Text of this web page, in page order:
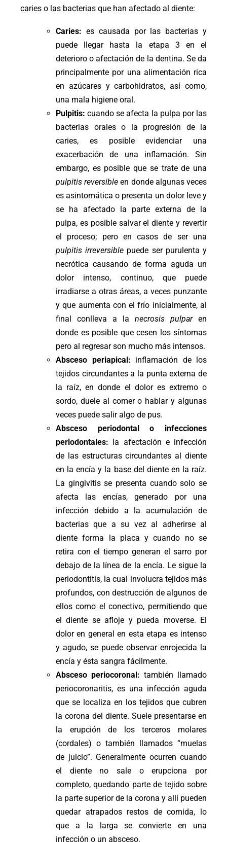
caries o las bacterias que han afectado al diente:
Caries: es causada por las bacterias y
puede llegar hasta la etapa 3 en el
deterioro o afectación de la dentina. Se da
principalmente por una alimentación rica
en azúcares y carbohidratos, así como,
una mala higiene oral.
Pulpitis:cuando se afecta la pulpa por las
bacterias orales o la progresión de la
caries, es posible evidenciar una
exacerbación de una inflamación. Sin
embargo, es posible que se trate de una
pulpitis reversible en donde algunas veces
es asintomática o presenta un dolor leve y
se ha afectado la parte externa de la
pulpa, es posible salvar el diente y revertir
el proceso; pero en casos de ser una
pulpitis irreversible puede ser purulenta y
necrótica causando de forma aguda un
dolor intenso, continuo, que puede
irradiarse a otras áreas, a veces punzante
y que aumenta con el frío inicialmente, al
final conlleva a la necrosis pulparen
donde es posible que cesen los síntomas
pero al regresar son mucho más intensos.
Absceso periapical: inflamación de los
tejidos circundantes a la punta externa de
la raíz, en donde el dolor es extremo o
sordo, duele al comer o hablar y algunas
veces puede salir algo de pus.
Absceso periodontal o infecciones
periodontales: la afectación e infección
de las estructuras circundantes al diente
en la encía y la base del diente en la raíz.
La gingivitis se presenta cuando solo se
afecta las encías, generado por una
infección debido a la acumulación de
bacterias que a su vez al adherirse al
diente forma la placa y cuando no se
retira con el tiempo generan el sarro por
debajo de la línea de la encía. Le sigue la
periodontitis, la cual involucra tejidos más
profundos, con destrucción de algunos de
ellos como el conectivo, permitiendo que
el diente se afloje y pueda moverse. El
dolor en general en esta etapa es intenso
y agudo, se puede observar enrojecida la
encía y ésta sangra fácilmente.
Absceso periocoronal: también llamado
periocoronaritis, es una infección aguda
que se localiza en los tejidos que cubren
la corona del diente. Suele presentarse en
la erupción de los terceros molares
(cordales) o también llamados “muelas
de juicio”. Generalmente ocurren cuando
el diente no sale o erupciona por
completo, quedando parte de tejido sobre
la parte superior de la corona y allí pueden
quedar atrapados restos de comida, lo
que a la larga se convierte en una
infección o un absceso.